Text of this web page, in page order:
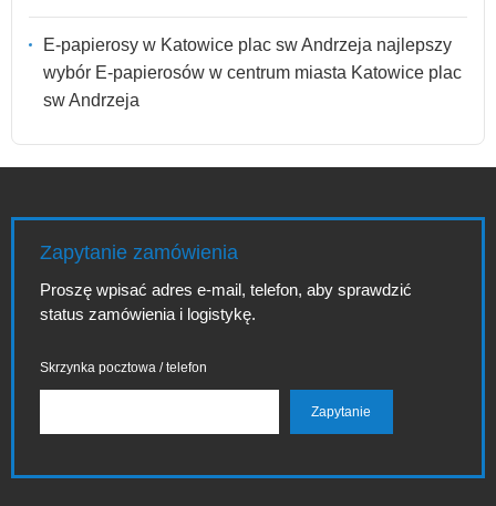
E-papierosy w Katowice plac sw Andrzeja najlepszy
wybór E-papierosów w centrum miasta Katowice plac
sw Andrzeja
Zapytanie zamówienia
Proszę wpisać adres e-mail, telefon, aby sprawdzić
status zamówienia i logistykę.
Skrzynka pocztowa / telefon